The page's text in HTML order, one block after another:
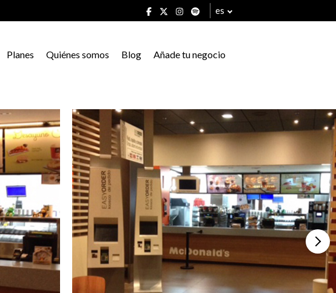
es
Planes Quiénes somos Blog Añade tu negocio